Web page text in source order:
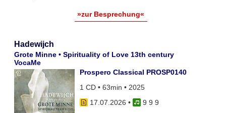
»zur Besprechung«
Hadewijch
Grote Minne • Spirituality of Love 13th century
VocaMe
Prospero Classical PROSP0140
1 CD • 63min • 2025
17.07.2026 •
9 9 9